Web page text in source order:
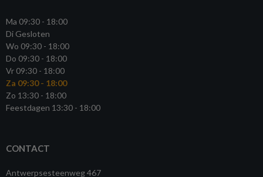
Ma 09:30 - 18:00
Di Gesloten
Wo 09:30 - 18:00
Do 09:30 - 18:00
Vr 09:30 - 18:00
Za 09:30 - 18:00
Zo 13:30 - 18:00
Feestdagen 13:30 - 18:00
CONTACT
Antwerpsesteenweg 467